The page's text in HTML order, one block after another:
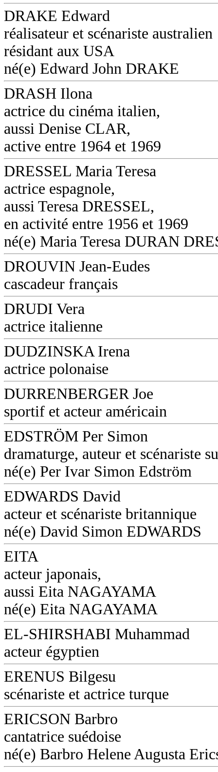
DRAKE Edward
réalisateur et scénariste australien
résidant aux USA
né(e) Edward John DRAKE
DRASH Ilona
actrice du cinéma italien,
aussi Denise CLAR,
active entre 1964 et 1969
DRESSEL Maria Teresa
actrice espagnole,
aussi Teresa DRESSEL,
en activité entre 1956 et 1969
né(e) Maria Teresa DURAN
DROUVIN Jean-Eudes
cascadeur français
DRUDI Vera
actrice italienne
DUDZINSKA Irena
actrice polonaise
DURRENBERGER Joe
sportif et acteur américain
EDSTRÖM Per Simon
dramaturge, auteur et scénariste
né(e) Per Ivar Simon Edström
EDWARDS David
acteur et scénariste britannique
né(e) David Simon EDWARDS
EITA
acteur japonais,
aussi Eita NAGAYAMA
né(e) Eita NAGAYAMA
EL-SHIRSHABI Muhammad
acteur égyptien
ERENUS Bilgesu
scénariste et actrice turque
ERICSON Barbro
cantatrice suédoise
né(e) Barbro Helene Augusta